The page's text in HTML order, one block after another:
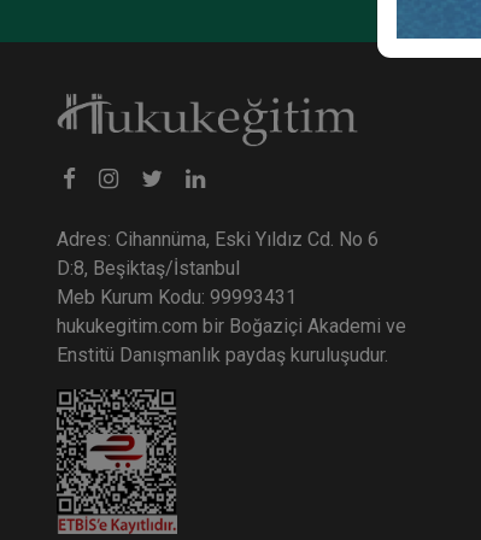
Adres: Cihannüma, Eski Yıldız Cd. No 6
D:8, Beşiktaş/İstanbul
Meb Kurum Kodu: 99993431
hukukegitim.com bir Boğaziçi Akademi ve
Enstitü Danışmanlık paydaş kuruluşudur.